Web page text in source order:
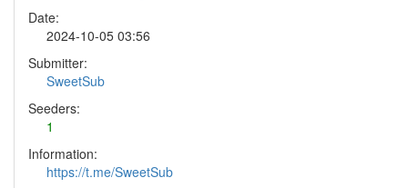
Date:
2024-10-05 03:56
Submitter:
SweetSub
Seeders:
1
Information:
https://t.me/SweetSub